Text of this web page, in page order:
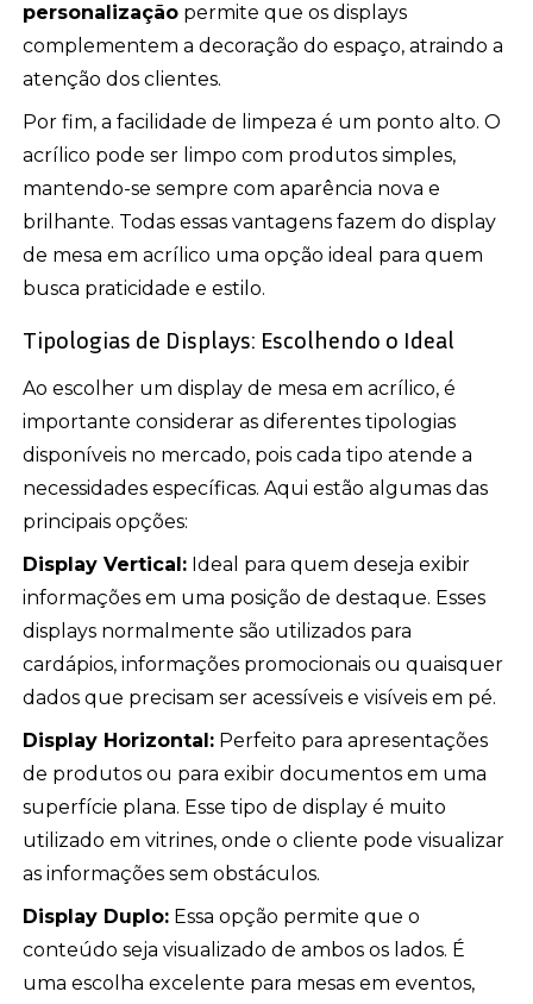
personalização permite que os displays
complementem a decoração do espaço, atraindo a
atenção dos clientes.
Por fim, a facilidade de limpeza é um ponto alto. O
acrílico pode ser limpo com produtos simples,
mantendo-se sempre com aparência nova e
brilhante. Todas essas vantagens fazem do display
de mesa em acrílico uma opção ideal para quem
busca praticidade e estilo.
Tipologias de Displays: Escolhendo o Ideal
Ao escolher um display de mesa em acrílico, é
importante considerar as diferentes tipologias
disponíveis no mercado, pois cada tipo atende a
necessidades específicas. Aqui estão algumas das
principais opções:
Display Vertical: Ideal para quem deseja exibir
informações em uma posição de destaque. Esses
displays normalmente são utilizados para
cardápios, informações promocionais ou quaisquer
dados que precisam ser acessíveis e visíveis em pé.
Display Horizontal: Perfeito para apresentações
de produtos ou para exibir documentos em uma
superfície plana. Esse tipo de display é muito
utilizado em vitrines, onde o cliente pode visualizar
as informações sem obstáculos.
Display Duplo: Essa opção permite que o
conteúdo seja visualizado de ambos os lados. É
uma escolha excelente para mesas em eventos,